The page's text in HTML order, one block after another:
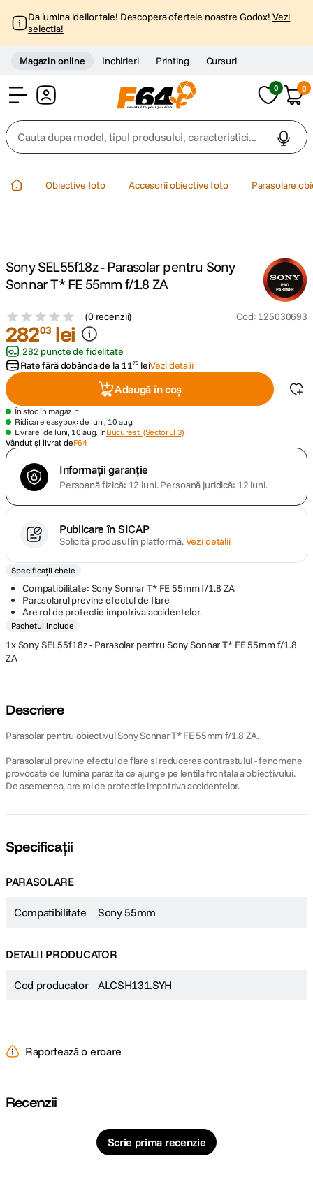
Da lumina ideilor tale! Descopera ofertele noastre Godox! Vezi
selectia!
Magazin online Inchirieri Printing Cursuri
0 0
Cauta dupa model, tipul produsului, caracteristici...
trepied telefon
peak design
5. lavaliera
canon sx740 hs
7. card memorie
8. sony fx
9. dji mic mini
dji osmo pocket 4
Obiective foto Accesorii obiective foto Parasolare
Sony SEL55f18z - Parasolar pentru Sony
Sonnar T* FE 55mm f/1.8 ZA
(0 recenzii) Cod: 125030693
28203 lei
282 puncte de fidelitate
Rate fără dobânda de la 1175 leiVezi detalii
Adaugă în coș
În stoc în magazin
Ridicare easybox: de luni, 10 aug.
Livrare: de luni, 10 aug. înBucuresti (Sectorul 3)
Vândut și livrat deF64
Informații garanție
Persoană fizică: 12 luni.Persoană juridică: 12 luni.
Publicare în SICAP
Solicită produsul în platformă.Vezi detalii
Specificații cheie
Compatibilitate: Sony Sonnar T* FE 55mm f/1.8 ZA
Parasolarul previne efectul de flare
Are rol de protectie impotriva accidentelor.
Pachetul include
1x Sony SEL55f18z - Parasolar pentru Sony Sonnar T* FE 55mm f/1.8
ZA
Descriere
Parasolar pentru obiectivul Sony Sonnar T* FE 55mm f/1.8 ZA.
Parasolarul previne efectul de flare si reducerea contrastului - fenomene
provocate de lumina parazita ce ajunge pe lentila frontala a obiectivului.
De asemenea, are rol de protectie impotriva accidentelor.
Specificații
PARASOLARE
Compatibilitate Sony 55mm
DETALII PRODUCATOR
Cod producator ALCSH131.SYH
Raportează o eroare
Recenzii
Scrie prima recenzie